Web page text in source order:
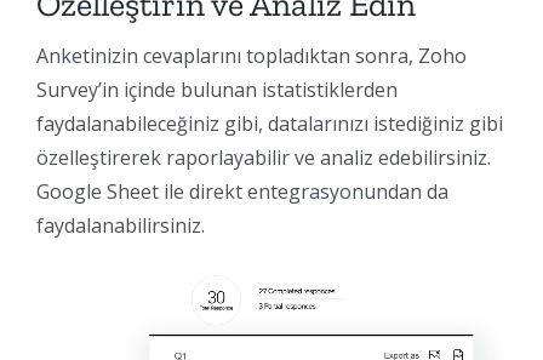
Anketinizin cevaplarını topladıktan sonra, Zoho
Survey’in içinde bulunan istatistiklerden
faydalanabileceğiniz gibi, datalarınızı istediğiniz gibi
özelleştirerek raporlayabilir ve analiz edebilirsiniz.
Google Sheet ile direkt entegrasyonundan da
faydalanabilirsiniz.